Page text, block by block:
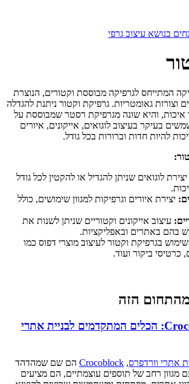
בנושא עיצוב גרפי
המתייחס לגרפיקה מבוססת וקטורים, הנוצרת
וצורות גאומטריות. גרפיקת וקטור ניתנת להגדלה
איכות, והיא שונה מגרפיקת רסטר שמבוססת על
בעיקר בעיצוב לוגואים, אייקונים, איורים
להיות חדות וברורות בכל גודל.
יצירת לוגואים שניתן להגדיל או להקטין לכל גודל
יצירת איורים וגרפיקות למגוון שימושים, כולל
עיצוב אייקונים וקטוריים שניתן לשנות את
בהם באתרים ובאפליקציות.
שימוש בגרפיקת וקטור לעיצוב מוצרי דפוס כמו
כרטיסי ביקור ועוד.
הכירו את Crocoblock: הכלים המתקדמים לבניית אתרי
אתרי וורדפרס,
Crocoblock הם שם שמהדהד
מגוון רחב של תוספים עוצמתיים, הם מציעים